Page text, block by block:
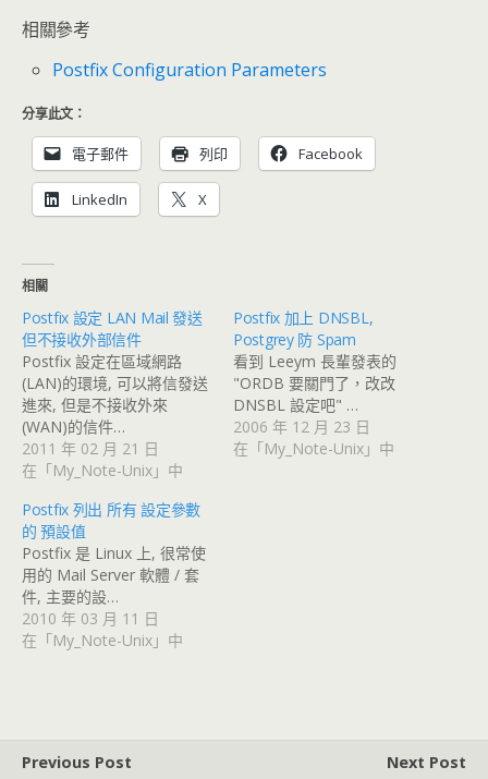
相關參考
Postfix Configuration Parameters
分享此文：
電子郵件 列印 Facebook
LinkedIn X
相關
Postfix 設定 LAN Mail 發送
但不接收外部信件
Postfix 設定在區域網路
(LAN)的環境, 可以將信發送
進來, 但是不接收外來
(WAN)的信件…
2011 年 02 月 21 日
在「My_Note-Unix」中
Postfix 加上 DNSBL,
Postgrey 防 Spam
看到 Leeym 長輩發表的
"ORDB 要關門了，改改
DNSBL 設定吧" …
2006 年 12 月 23 日
在「My_Note-Unix」中
Postfix 列出 所有 設定參數
的 預設值
Postfix 是 Linux 上, 很常使
用的 Mail Server 軟體 / 套
件, 主要的設…
2010 年 03 月 11 日
在「My_Note-Unix」中
Previous Post
Next Post